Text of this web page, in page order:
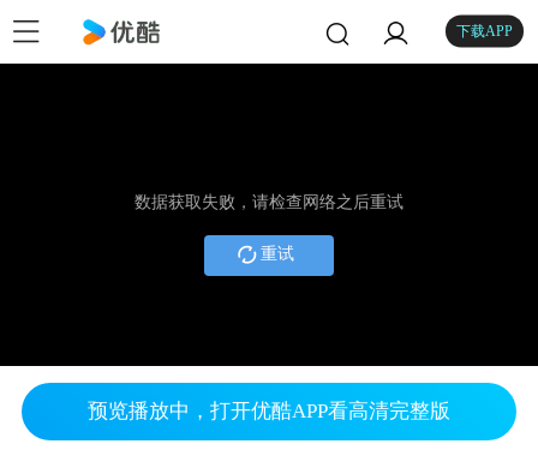
下载APP
数据获取失败，请检查网络之后重试
重试
预览播放中，打开优酷APP看高清完整版